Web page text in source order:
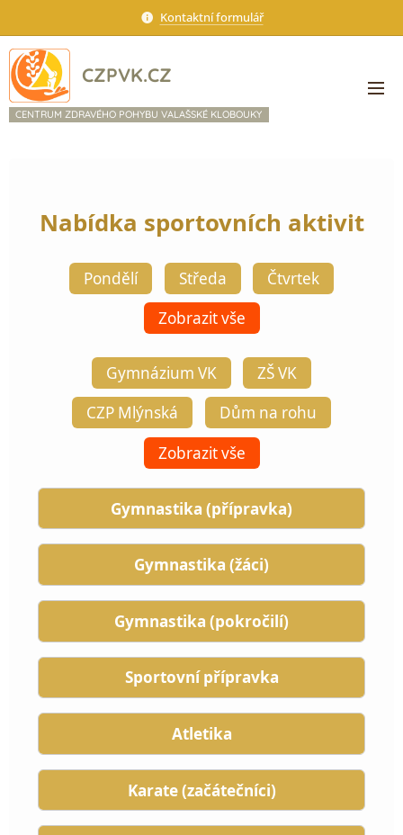
Kontaktní formulář
CZPVK.CZ
CENTRUM ZDRAVÉHO POHYBU VALAŠSKÉ KLOBOUKY
Nabídka sportovních aktivit
Pondělí Středa
Čtvrtek
Zobrazit vše
Gymnázium VK
ZŠ VK
CZP Mlýnská
Dům na rohu
Zobrazit vše
Gymnastika (přípravka)
Gymnastika (žáci)
Gymnastika (pokročilí)
Sportovní přípravka
Atletika
Karate (začátečníci)